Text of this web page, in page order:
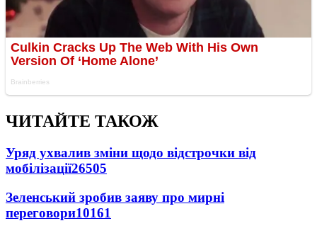
ЧИТАЙТЕ ТАКОЖ
Уряд ухвалив зміни щодо відстрочки від
мобілізації26505
Зеленський зробив заяву про мирні
переговори10161